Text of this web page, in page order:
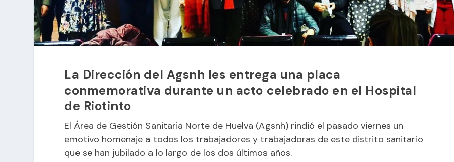
La Dirección del Agsnh les entrega una placa
conmemorativa durante un acto celebrado en el Hospital
de Riotinto
El Área de Gestión Sanitaria Norte de Huelva (Agsnh) rindió el pasado viernes un
emotivo homenaje a todos los trabajadores y trabajadoras de este distrito sanitario
que se han jubilado a lo largo de los dos últimos años.